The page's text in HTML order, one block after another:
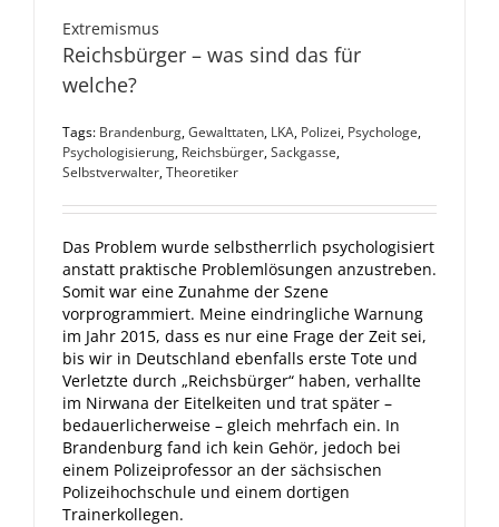
Extremismus
Reichsbürger – was sind das für
welche?
Tags: Brandenburg,Gewalttaten, LKA, Polizei, Psychologe,
Psychologisierung, Reichsbürger,Sackgasse,
Selbstverwalter,Theoretiker
Das Problem wurde selbstherrlich psychologisiert
anstatt praktische Problemlösungen anzustreben.
Somit war eine Zunahme der Szene
vorprogrammiert. Meine eindringliche Warnung
im Jahr 2015, dass es nur eine Frage der Zeit sei,
bis wir in Deutschland ebenfalls erste Tote und
Verletzte durch „Reichsbürger“ haben, verhallte
im Nirwana der Eitelkeiten und trat später –
bedauerlicherweise – gleich mehrfach ein. In
Brandenburg fand ich kein Gehör, jedoch bei
einem Polizeiprofessor an der sächsischen
Polizeihochschule und einem dortigen
Trainerkollegen.